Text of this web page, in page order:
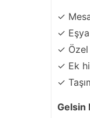
✓
✓
✓ Özel
✓ Ek
✓
Gelsin